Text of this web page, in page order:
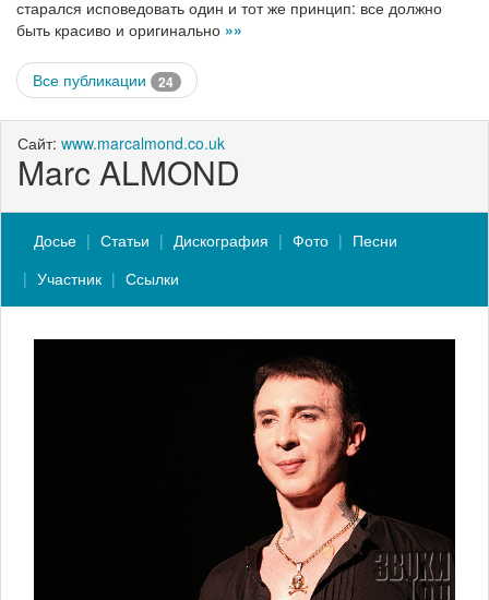
старался исповедовать один и тот же принцип: все должно
быть красиво и оригинально »»
Все публикации 24
Сайт: www.marcalmond.co.uk
Marc ALMOND
Досье Статьи Дискография Фото
Песни
Участник
Ссылки